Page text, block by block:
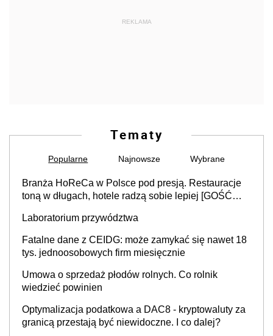
REKLAMA
Tematy
Popularne Najnowsze Wybrane
Branża HoReCa w Polsce pod presją. Restauracje
toną w długach, hotele radzą sobie lepiej [GOŚĆ
Laboratorium przywództwa
Fatalne dane z CEIDG: może zamykać się nawet 18
tys. jednoosobowych firm miesięcznie
Umowa o sprzedaż płodów rolnych. Co rolnik
wiedzieć powinien
Optymalizacja podatkowa a DAC8 - kryptowaluty za
granicą przestają być niewidoczne. I co dalej?